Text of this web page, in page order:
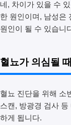
네, 차이가 있을 수
한 원인이며, 남성은
원인이 될 수 있습니
혈뇨가 의심될
혈뇨 진단을 위해 소
스캔, 방광경 검사
하게 됩니다.